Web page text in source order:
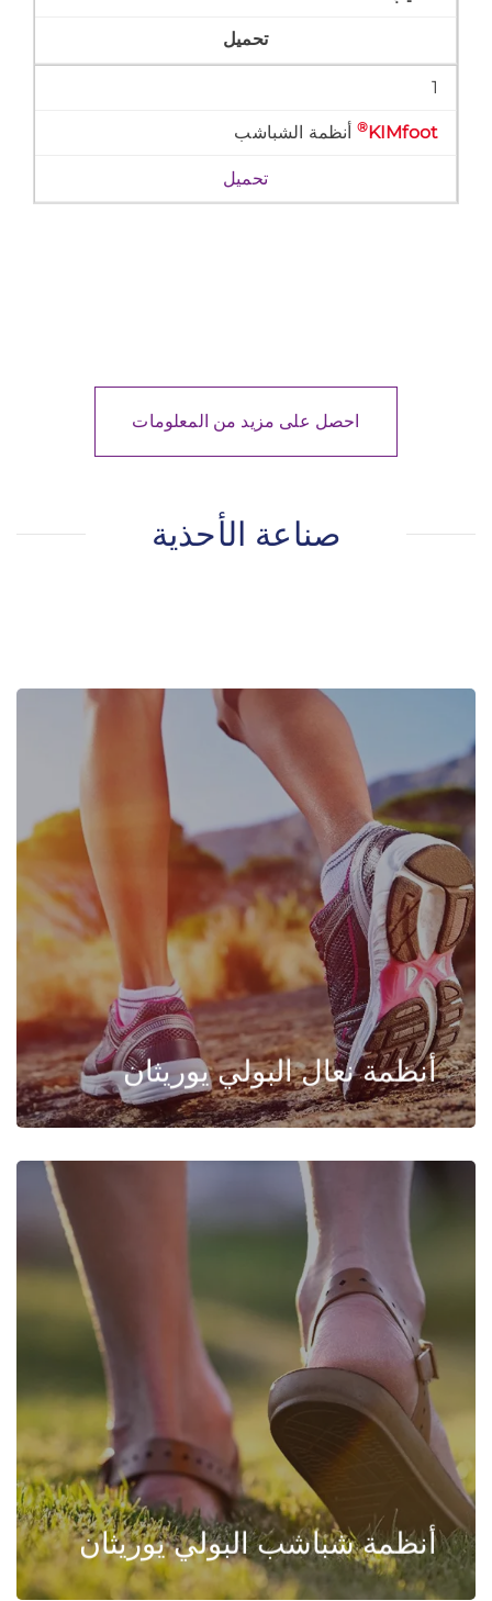
تحميل
1
KIMfoot
® أنظمة الشباشب
تحميل
احصل على مزيد من المعلومات
صناعة الأحذية
أنظمة نعال البولي يوريثان
أنظمة شباشب البولي يوريثان